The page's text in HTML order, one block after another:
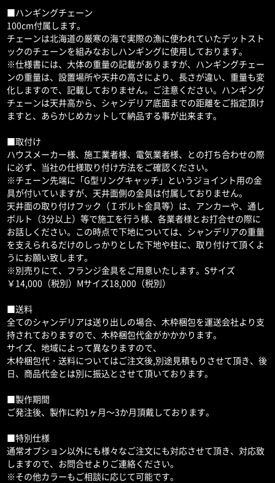
■ハンギングチェーン
100cm付属します。
チェーンは北海道の厳寒の海で実際の漁に使われていたデットスト
ックのチェーンを組みなおしハンギングに使用しております。
※仕様書には、大体の重量の記載がありますが、ハンギングチェー
ンの重量は、設置場所や天井の高さにより、長さが違い、重量も変
化しますので、記載しておりません。ご注意ください。ハンギング
チェーンは天井高から、シャンデリア底面までの距離をご指定頂け
ますと、あらかじめカットして納品する事が出来ます。
■取付け
ハウスメーカー様、施工業者様、電気業者様、との打ち合わせの際
に必ず、当社の仕様取り付け方法をご確認ください。
※チェーン先端に「G型リングキャッチ」というジョイント用の金
具が付いていますが、天井面側の金具は付属しておりません。
天井面の取り付けフック（Ｉボルト金具等）は、アンカーや、通し
ボルト（3分以上）等で施工を行う様、各業者様とお打合せの際に
お話しください。この時点で下地については、シャンデリアの重量
を支えられるだけのしっかりとした下地や柱に、取り付けて頂くよ
うにお願い致します。
※別売りにて、フランジ金具をご用意いたします。Sサイズ
￥14,000（税別）Mサイズ18,000（税別）
■送料
全てのシャンデリアは送り出しの場合、木枠梱包を運送会社より支
持されておりますので、木枠梱包代金がかかかります。
サイズ、地域によって異なりますので、
木枠梱包代・送料についてはご注文後,別途見積もりさせて頂き、後
日、商品代金とは別に振込とさせて頂いております。
■製作期間
ご発注後、製作に約1ヶ月～3か月頂戴しております。
■特別仕様
通常オプション以外にも様々なご注文にも対応させて頂き、対応致
しますので、お問合せよりご連絡ください。
※その他カラーもご相談に応じて可能です。